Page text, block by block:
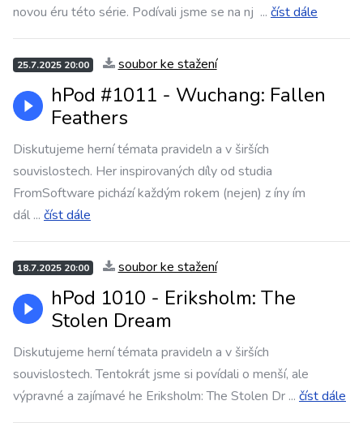
novou éru této série. Podívali jsme se na nj ... číst dále
25.7.2025 20:00 soubor ke stažení
hPod #1011 - Wuchang: Fallen
Feathers
Diskutujeme herní témata pravideln a v širších
souvislostech. Her inspirovaných díly od studia
FromSoftware pichází každým rokem (nejen) z íny ím
dál ... číst dále
18.7.2025 20:00 soubor ke stažení
hPod 1010 - Eriksholm: The
Stolen Dream
Diskutujeme herní témata pravideln a v širších
souvislostech. Tentokrát jsme si povídali o menší, ale
výpravné a zajímavé he Eriksholm: The Stolen Dr ... číst dále